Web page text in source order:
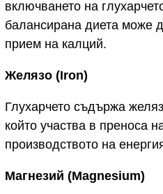
включването на
балансирана диета може
прием на калций.
Желязо (Iron)
Глухарчето съдържа
който участва в преноса
производството на
Магнезий (Magnesium)